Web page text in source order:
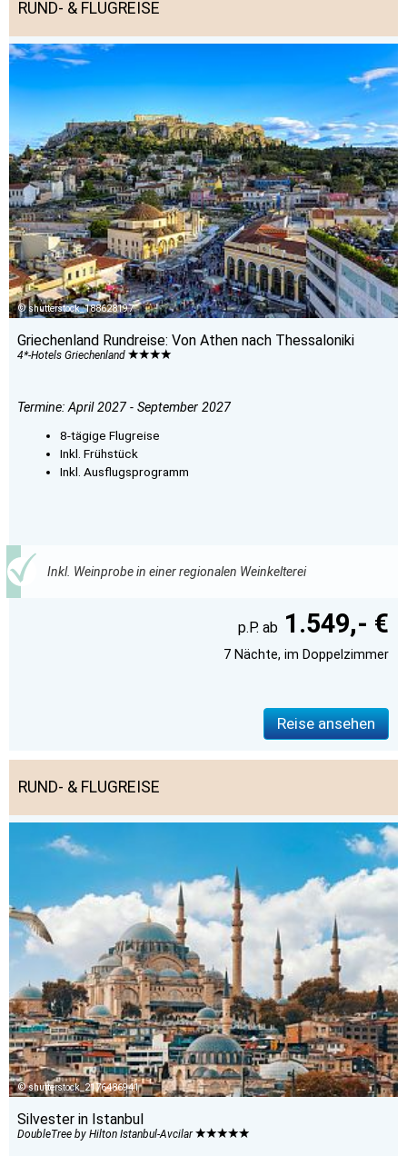
RUND- & FLUGREISE
shutterstock_188628197
Griechenland Rundreise: Von Athen nach Thessaloniki
4*-Hotels Griechenland
Termine: April 2027 - September 2027
8-tägige Flugreise
Inkl. Frühstück
Inkl. Ausflugsprogramm
Inkl. Weinprobe in einer regionalen Weinkelterei
1.549,- €
7 Nächte, im Doppelzimmer
Reise ansehen
RUND- & FLUGREISE
shutterstock_2176486941
Silvester in Istanbul
DoubleTree by Hilton Istanbul-Avcilar